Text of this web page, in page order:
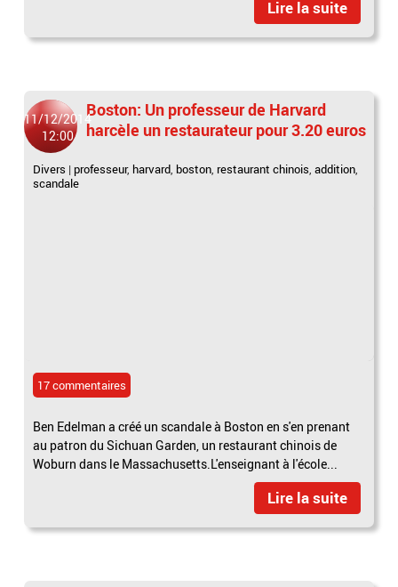
Lire la suite
11/12/2014
12:00
Boston: Un professeur de Harvard
harcèle un restaurateur pour 3.20 euros
Divers | professeur, harvard, boston, restaurant chinois,addition,
scandale
17 commentaires
Ben Edelman a créé un scandale à Boston en s'en prenant
au patron du Sichuan Garden, un restaurant chinois de
Woburn dans le Massachusetts.L'enseignant à l'école...
Lire la suite